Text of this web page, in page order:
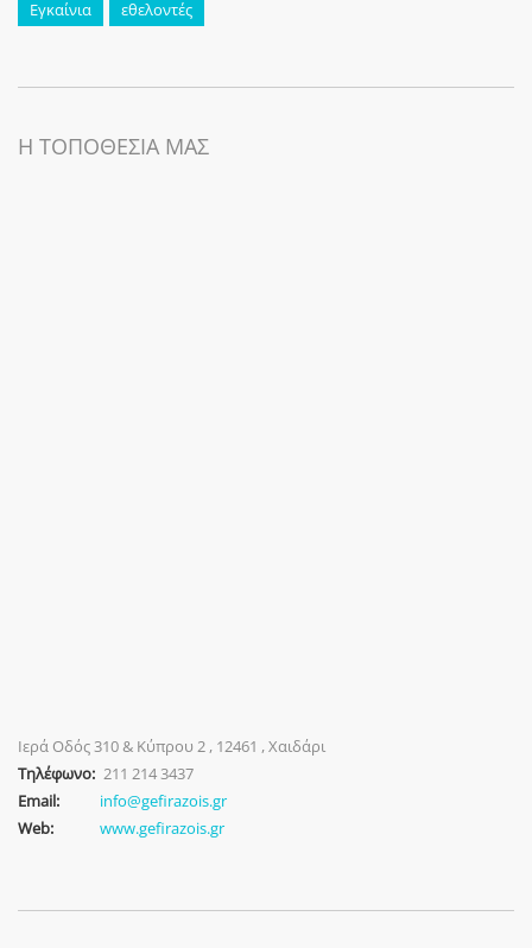
Εγκαίνια εθελοντές
Η ΤΟΠΟΘΕΣΙΑ ΜΑΣ
Ιερά Οδός 310 & Κύπρου 2 , 12461 , Χαιδάρι
Τηλέφωνο:211 214 3437
Email:
info@gefirazois.gr
Web:
www.gefirazois.gr